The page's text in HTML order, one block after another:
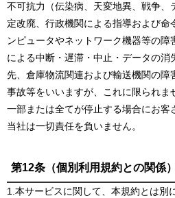
不可抗力（伝染病、天変地異、戦争、
定改廃、行政機関による指導および命
ンピュータやネットワーク機器等の
による中断・遅滞・中止・データの消
先、倉庫物流関連および輸送機関の障
事故等をいいますが、これに限られま
一部または全てが停止する場合にお客
当社は一切責任を負いません。
第12条（個別利用規約との関係）
1.本サービスに関して、本規約とは別